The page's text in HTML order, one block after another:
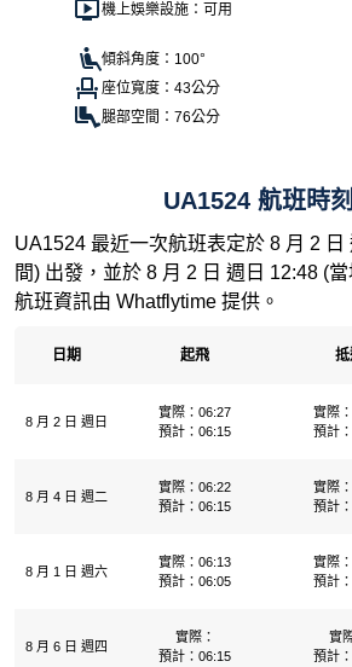
機上娛樂設施：可用
傾斜角度：100°
座位寬度：43公分
腿部空間：76公分
UA1524 航班時
UA1524 最近一次航班表定於 8 月 2 日
間) 出發，並於 8 月 2 日 週日 12:48 (
航班資訊由 Whatflytime 提供。
日期 起飛 抵
8 月 2 日 週日
實際：06:27
預計：06:15
實際
預計
8 月 4 日 週二
實際：06:22
預計：06:15
實際
預計
8 月 1 日 週六
實際：06:13
預計：06:05
實際
預計
8 月 6 日 週四
實際：
預計：06:15
實
預計